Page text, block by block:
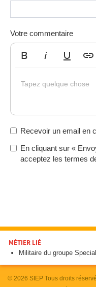
Votre commentaire
Tapez quelque chose
Recevoir un email en
En cliquant sur «
acceptez les termes
MÉTIER LIÉ
Militaire du groupe
© 2026 SIEP Tous droits